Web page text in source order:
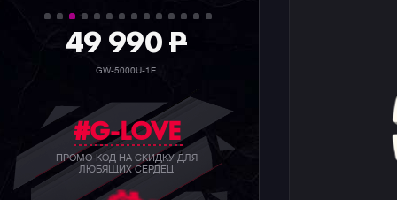
36 990P
GW-5000HS-1E
#G-LOVE
ПРОМО-КОД НА СКИДКУ ДЛЯ
ЛЮБЯЩИХ СЕРДЕЦ